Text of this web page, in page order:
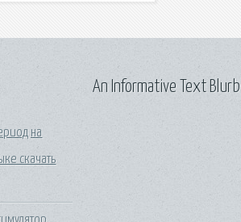
на
скачать
An Informative Text Blurb